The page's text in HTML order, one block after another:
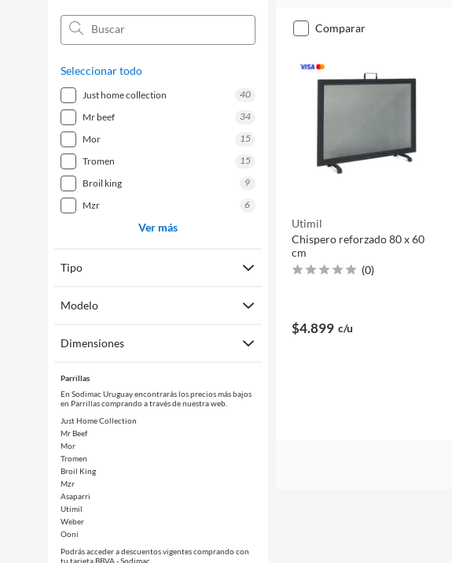
Seleccionar todo
just home collection
40
mr beef
34
mor
15
tromen
15
broil king
9
mzr
6
Ver más
Tipo
Modelo
Dimensiones
Parrillas
En Sodimac Uruguay encontrarás los precios más bajos
en Parrillas comprando a través de nuestra web.
Just Home Collection
Mr Beef
Mor
Tromen
Broil King
Mzr
Asaparri
Utimil
Weber
Ooni
Podrás acceder a descuentos vigentes comprando con
tu tarjeta BBVA - Sodimac.
comparar
Utimil
Chispero reforzado 80 x 60
cm
(0)
$4.899 c/u